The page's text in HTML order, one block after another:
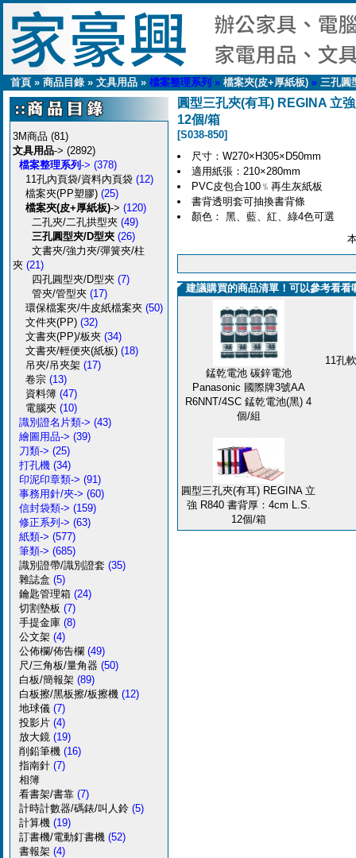
首頁 » 商品目錄» 文具用品 » 檔案整理系列 » 檔案夾(皮+厚紙板) » 三孔圓
3M商品 (81)
文具用品-> (2892)
檔案整理系列 -> (378)
11孔內頁袋/資料內頁袋 (12)
檔案夾(PP塑膠) (25)
檔案夾(皮+厚紙板)-> (120)
二孔夾/二孔拱型夾 (49)
三孔圓型夾/D型夾 (26)
文書夾/強力夾/彈簧夾/柱
夾 (21)
四孔圓型夾/D型夾 (7)
管夾/管型夾 (17)
環保檔案夾/牛皮紙檔案夾 (50)
文件夾(PP) (32)
文書夾(PP)/板夾 (34)
文書夾/輕便夾(紙板) (18)
吊夾/吊夾架 (17)
卷宗 (13)
資料簿 (47)
電腦夾 (10)
識別證名片類-> (43)
繪圖用品-> (39)
刀類-> (25)
打孔機 (34)
印泥印章類-> (91)
事務用針/夾-> (60)
信封袋類-> (159)
修正系列-> (63)
紙類-> (577)
筆類-> (685)
識別證帶/識別證套 (35)
雜誌盒 (5)
鑰匙管理箱 (24)
切割墊板 (7)
手提金庫 (8)
公文架 (4)
公佈欄/佈告欄 (49)
尺/三角板/量角器 (50)
白板/簡報架 (89)
白板擦/黑板擦/板擦機 (12)
地球儀 (7)
投影片 (4)
放大鏡 (19)
削鉛筆機 (16)
指南針 (7)
相簿
看書架/書靠 (7)
計時計數器/碼錶/叫人鈴 (5)
計算機 (19)
訂書機/電動釘書機 (52)
書報架 (4)
圓型三孔夾(有耳) REGINA 立
12個/箱
[S038-850]
尺寸：W270×H305×D50mm
適用紙張：210×280mm
PVC皮包合100﹪再生灰紙板
書背透明套可抽換書背條
顏色： 黑、藍、紅、綠4色可選
建議購買的商品清單！可以參考看看
錳乾電池 碳鋅電池
Panasonic 國際牌3號AA
R6NNT/4SC 錳乾電池(黑) 4
個/組
11孔
圓型三孔夾(有耳) REGINA 立
強 R840 書背厚：4cm L.S.
12個/箱